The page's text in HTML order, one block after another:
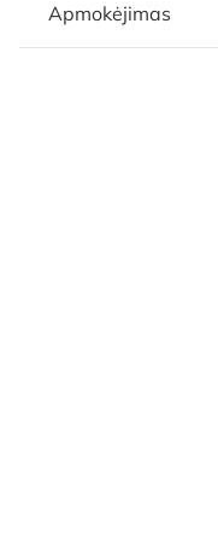
Apmokėjimas